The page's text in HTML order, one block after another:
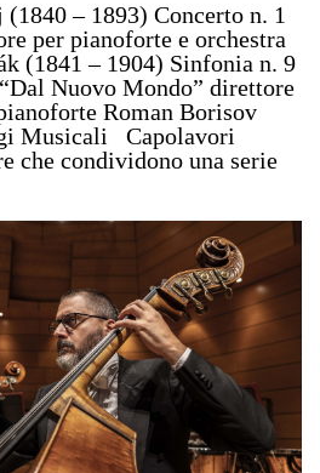
– 1893) Concerto n. 1
per pianoforte e orchestra
(1841 – 1904) Sinfonia n. 9
Nuovo Mondo” direttore
Roman Borisov
Musicali Capolavori
che condividono una serie